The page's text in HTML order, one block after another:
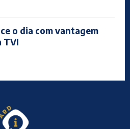
o dia com vantagem
TVI